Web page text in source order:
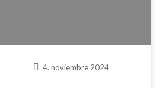
4. noviembre 2024